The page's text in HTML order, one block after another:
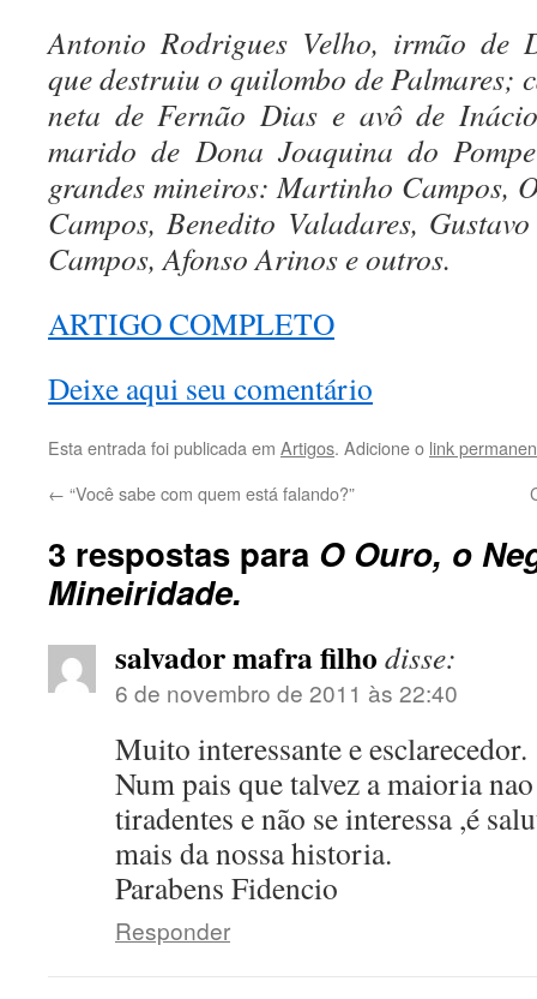
Antonio Rodrigues Velho, irmão de
que destruiu o quilombo de Palmares;
neta de Fernão Dias e avô de
marido de Dona Joaquina do
grandes mineiros: Martinho Campos,
Campos, Benedito Valadares,
Campos, Afonso Arinos e outros.
ARTIGO COMPLETO
Deixe aqui seu comentário
Esta entrada foi publicada em Artigos. Adicione o link
← “Você sabe com quem está falando?”
3 respostas para O Ouro, o
Mineiridade.
salvador mafra filho disse:
6 de novembro de 2011 às 22:40
Muito interessante e esclarecedor.
Num pais que talvez a maioria
tiradentes e não se interessa ,é
mais da nossa historia.
Parabens Fidencio
Responder